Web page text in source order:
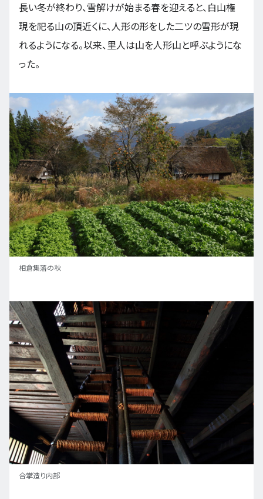
長い冬が終わり、雪解けが始まる春を迎えると、白山権
現を祀る山の頂近くに、人形の形をした二ツの雪形が現
れるようになる。以来、里人は山を人形山と呼ぶようにな
った。
相倉集落の秋
合掌造り内部